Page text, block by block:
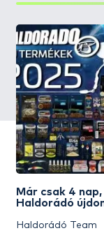
Már csak 4
Haldorádó
Haldorádó Team